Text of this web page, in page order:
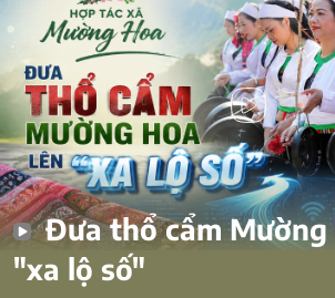
Đưa thổ cẩm Mường
"xa lộ số"